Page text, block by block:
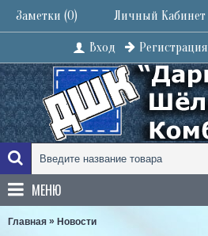
Заметки (0) Личный Кабинет
Вход Регистрация
МЕНЮ
Главная » Новости